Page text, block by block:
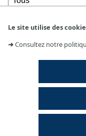
Le site utilise des
➜Consultez notre